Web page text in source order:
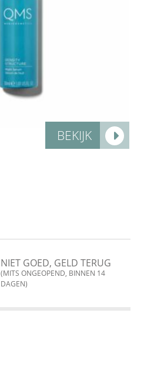
BEKIJK
NIET GOED, GELD TERUG
(MITS ONGEOPEND, BINNEN 14
DAGEN)